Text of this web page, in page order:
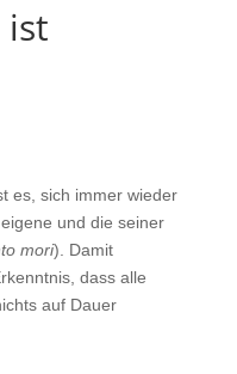
ist
es, sich immer wieder
und die seiner
mori). Damit
dass alle
auf Dauer